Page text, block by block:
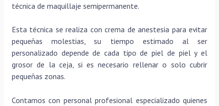
técnica de maquillaje semipermanente.
Esta técnica se realiza con crema de anestesia para evitar
pequeñas molestias, su tiempo estimado al ser
personalizado depende de cada tipo de piel de piel y el
grosor de la ceja, si es necesario rellenar o solo cubrir
pequeñas zonas.
Contamos con personal profesional especializado quienes